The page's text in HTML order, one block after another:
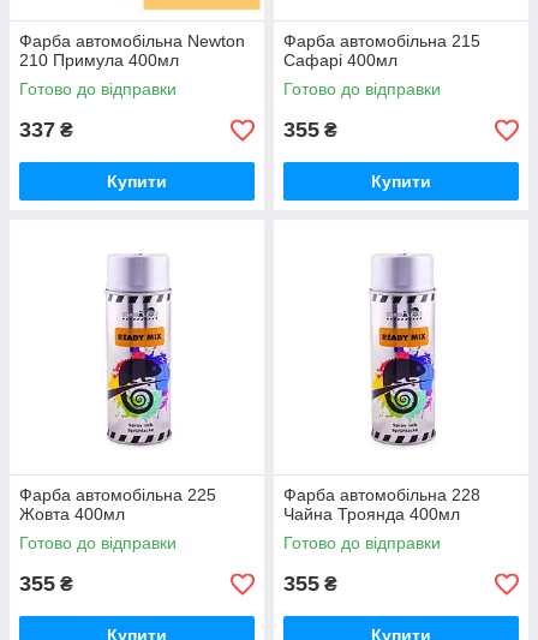
Фарба автомобільна Newton
210 Примула 400мл
Готово до відправки
337 ₴
Купити
Фарба автомобільна 215
Сафарі 400мл
Готово до відправки
355 ₴
Купити
Фарба автомобільна 225
Жовта 400мл
Готово до відправки
355 ₴
Купити
Фарба автомобільна 228
Чайна Троянда 400мл
Готово до відправки
355 ₴
Купити